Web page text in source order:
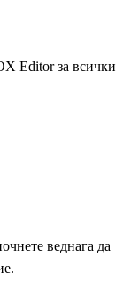
Editor за всички
веднага да